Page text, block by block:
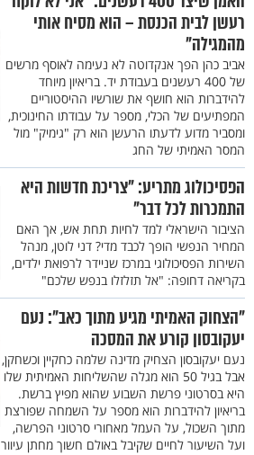
רעשן לבית הכנסת – הוא מסיח אותי
מהמגילה"
אביב כהן הפך אנקדוטה לא נעימה לאוסף מרשים
של 400 רעשנים בעבודת יד. בריאיון מיוחד
להידברות הוא חושף את שורשיו ההיסטוריים
המפתיעים של הכלי, מספר על עבודתו החינוכית,
ומסביר מדוע לדעתו הרעשן הוא רק "גימיק" מול
המסר האמיתי של החג
הפסיכולוג מתריע: "צריכת חדשות היא
התמכרות לכל דבר"
הציבור הישראלי למד לחיות תחת אש, אך האם
המחיר הנפשי הופך לכבד מדי? דני לוטן, מנהל
השירות הפסיכולוגי במרכז שניידר לרפואת ילדים,
בקריאה דחופה: "אל תזלזלו בנפש שלכם"
"הצחוק האמיתי מגיע מתוך כאב": נעם
יעקובסון קורע את המסכה
נעם יעקובסון הצחיק מדינה שלמה כחקיין וכשחקן,
אבל בגיל 50 הוא מגלה שהשליחות האמיתית שלו
היא בסרטוני פרשת השבוע שהוא מפיץ ברשת.
בריאיון להידברות הוא מספר על השמחה שפורצת
מתוך השכול, על העמל מאחורי סרטוני הפרשה,
ועל השיעור לחיים שקיבל באולם חשוך מחתן עיוור